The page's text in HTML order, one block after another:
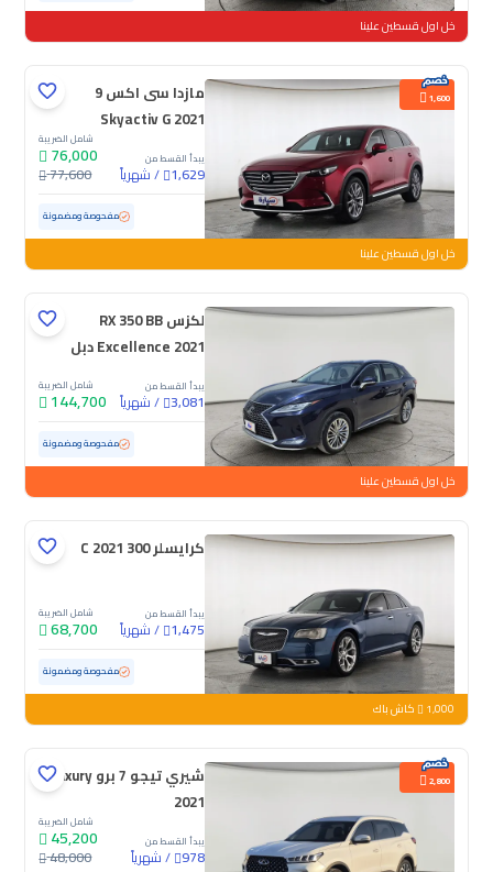
خل اول قسطين علينا
1,600
مازدا سى اكس 9
Skyactiv G 2021
يبدأ القسط من
1,629
/شهرياً
شامل الضريبة
76,000
77,600
مستعملة 164,634 كم مفحوصة ومضمونة
خل اول قسطين علينا
لكزس RX 350 BB
Excellence 2021 دبل
يبدأ القسط من
3,081
/شهرياً
شامل الضريبة
144,700
مستعملة 39,329 كم ممشى قليل مفحوصة ومضمونة
خل اول قسطين علينا
كرايسلر 300 C 2021
يبدأ القسط من
1,475
/شهرياً
شامل الضريبة
68,700
مستعملة 61,131 كم ممشى قليل مفحوصة ومضمونة
1,000 كاش باك
2,800
شيري تيجو 7 برو Luxury
2021
يبدأ القسط من
978
/شهرياً
شامل الضريبة
45,200
48,000